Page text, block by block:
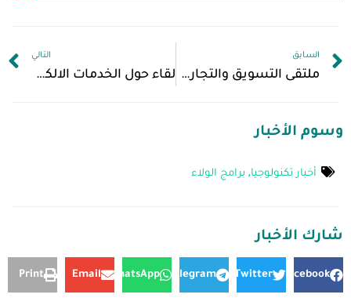
السابق
ملتقى التسويق والتجارة الإلكترونية‏
التالي
لقاء حول الخدمات الالكترونية
وسوم الأخبار
أخبار تكنولوجيا, برامج الولاء
شارك الأخبار
Facebook
Twitter
Telegram
WhatsApp
Email
Print